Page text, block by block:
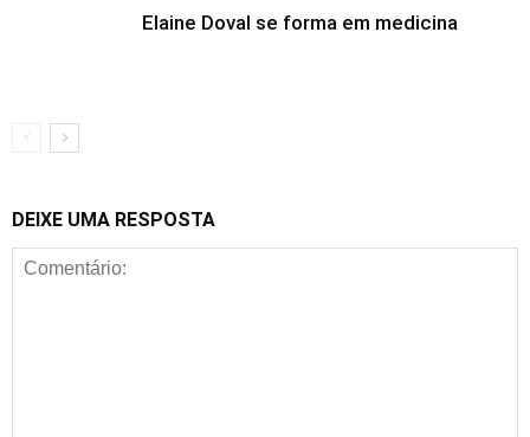
Elaine Doval se forma em medicina
DEIXE UMA RESPOSTA